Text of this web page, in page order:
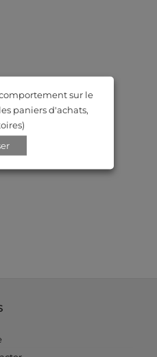
sur le
paniers d'achats,